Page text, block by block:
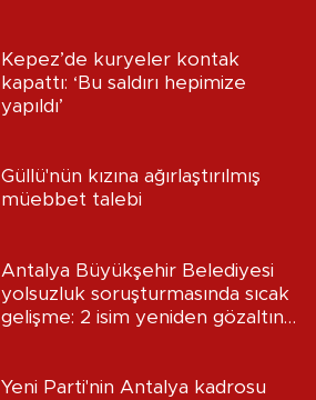
Kepez’de kuryeler kontak
kapattı: ‘Bu saldırı hepimize
yapıldı’
Güllü'nün kızına ağırlaştırılmış
müebbet talebi
Antalya Büyükşehir Belediyesi
yolsuzluk soruşturmasında sıcak
gelişme: 2 isim yeniden gözaltına
Yeni Parti'nin Antalya kadrosu